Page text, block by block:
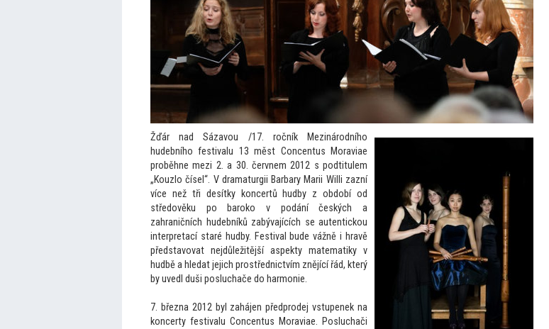
Žďár nad Sázavou /17. ročník Mezinárodního
hudebního festivalu 13 měst Concentus Moraviae
proběhne mezi 2. a 30. červnem 2012 s podtitulem
„Kouzlo čísel“. V dramaturgii Barbary Marii Willi zazní
více než tři desítky koncertů hudby z období od
středověku po baroko v podání českých a
zahraničních hudebníků zabývajících se autentickou
interpretací staré hudby. Festival bude vážně i hravě
představovat nejdůležitější aspekty matematiky v
hudbě a hledat jejich prostřednictvím znějící řád, který
by uvedl duši posluchače do harmonie.
7. března 2012 byl zahájen předprodej vstupenek na
koncerty festivalu Concentus Moraviae. Posluchači